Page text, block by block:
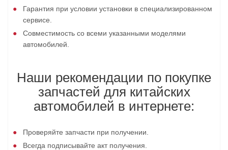
Гарантия при условии установки в специализированном
сервисе.
Совместимость со всеми указанными моделями
автомобилей.
Наши рекомендации по покупке
запчастей для китайских
автомобилей в интернете:
Проверяйте запчасти при получении.
Всегда подписывайте акт получения.